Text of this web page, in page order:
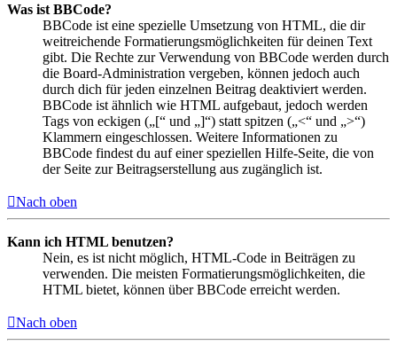
Was ist BBCode?
BBCode ist eine spezielle Umsetzung von HTML, die dir
weitreichende Formatierungsmöglichkeiten für deinen Text
gibt. Die Rechte zur Verwendung von BBCode werden durch
die Board-Administration vergeben, können jedoch auch
durch dich für jeden einzelnen Beitrag deaktiviert werden.
BBCode ist ähnlich wie HTML aufgebaut, jedoch werden
Tags von eckigen („[“ und „]“) statt spitzen („<“ und „>“)
Klammern eingeschlossen. Weitere Informationen zu
BBCode findest du auf einer speziellen Hilfe-Seite, die von
der Seite zur Beitragserstellung aus zugänglich ist.
Nach oben
Kann ich HTML benutzen?
Nein, es ist nicht möglich, HTML-Code in Beiträgen zu
verwenden. Die meisten Formatierungsmöglichkeiten, die
HTML bietet, können über BBCode erreicht werden.
Nach oben